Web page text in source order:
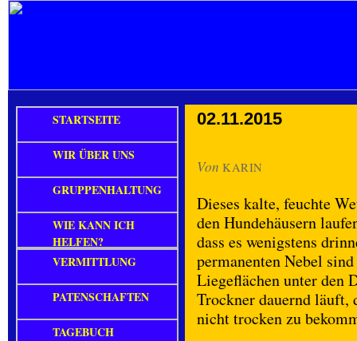
02.11.2015
Von KARIN
Dieses kalte, feuchte
den Hundehäusern
dass es wenigstens
permanenten Nebel
Liegeflächen unter den
Trockner dauernd läuft,
nicht trocken zu
STARTSEITE
WIR ÜBER UNS
GRUPPENHALTUNG
WIE KANN ICH
HELFEN?
VERMITTLUNG
PATENSCHAFTEN
TAGEBUCH